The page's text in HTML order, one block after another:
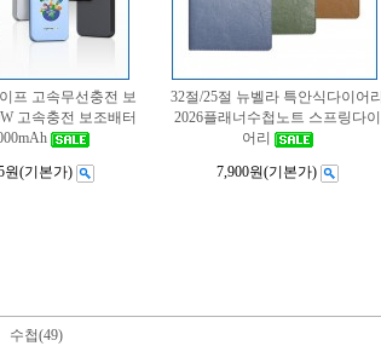
프 고속무선충전 보
고속충전 보조배터
원(기본가)
32절/25절 뉴벨라 특안식다이어리
2026플래너수첩노트 스프링다이
어리
7,900원(기본가)
수첩(49)